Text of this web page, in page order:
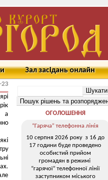
Зал засідань онлайн
23
а
ОГОЛОШЕННЯ
“Гаряча” телефонна лінія
10 серпня 2026 року з 16 до
17 години буде проведено
особистий прийом
громадян в режимі
“гарячої” телефонної лінії
заступником міського